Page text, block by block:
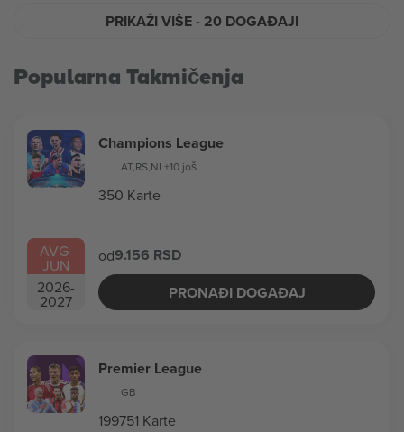
PRIKAŽI VIŠE- 20 DOGAĐAJI
Popularna Takmičenja
AVG-
JUN
2026-
2027
Champions League
AT,RS,NL+10 još
350 Karte
od9.156 RSD
PRONAĐI DOGAĐAJ
Premier League
GB
199751 Karte